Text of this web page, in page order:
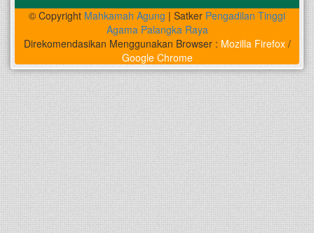
© Copyright Mahkamah Agung | Satker Pengadilan Tinggi
Agama Palangka Raya
Direkomendasikan Menggunakan Browser : Mozilla Firefox/
Google Chrome